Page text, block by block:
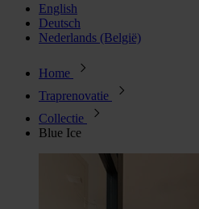
English
Deutsch
Nederlands (België)
Home
Traprenovatie
Collectie
Blue Ice